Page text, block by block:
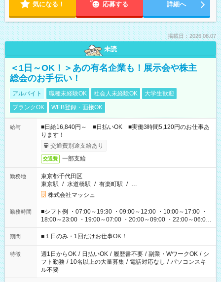
気になる！ 応募する 詳細へ
掲載日：2026.08.07
未読
＜1日～OK！＞あの有名企業も！展示会や株主
総会のお手伝い！
アルバイト 職種未経験OK 社会人未経験OK
大学生歓迎
ブランクOK
WEB登録・面接OK
給与
■日給16,840円～ ■日払いOK ■実働3時間5,120円のお仕事あ
ります！
交通費別途支給あり
交通費 一部支給
勤務地
東京都千代田区
東京駅 / 水道橋駅 / 有楽町駅 / …
株式会社マッシュ
勤務時間
■シフト例 ・07:00～19:30 ・09:00～12:00 ・10:00～17:00 ・
18:00～23:00 ・19:00～07:00 ・20:00～09:00 ・22:00～06:00
etc ★最短で3時間で5,120円のお仕事から 15時間で2万円近く稼
げるお仕事も！ ご希望のお時間に合わせてご紹介！ ※シフトは
ください！
期間 ■１日のみ・1回だけお仕事OK！
特徴 週1日からOK / 日払いOK / 履歴書不要 / 副業・WワークOK / シ
フト勤務 / 10名以上の大量募集 / 電話対応なし / パソコンスキ
ル不要